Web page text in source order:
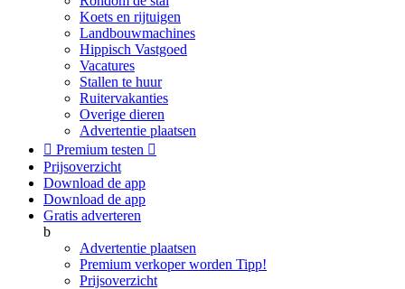
Koets en rijtuigen
Landbouwmachines
Hippisch Vastgoed
Vacatures
Stallen te huur
Ruitervakanties
Overige dieren
Advertentie plaatsen
 Premium testen 
Prijsoverzicht
Download de app
Download de app
Gratis adverteren
b
Advertentie plaatsen
Premium verkoper worden Tipp!
Prijsoverzicht